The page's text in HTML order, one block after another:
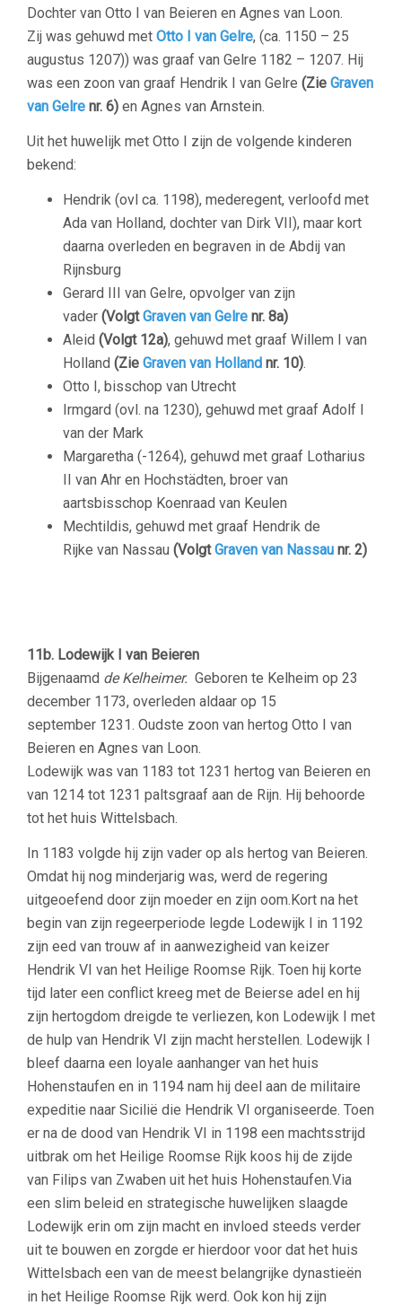
Dochter van Otto I van Beieren en Agnes van Loon.
Zij was gehuwd met Otto I van Gelre, (ca. 1150 – 25
augustus 1207)) was graaf van Gelre 1182 – 1207. Hij
was een zoon van graaf Hendrik I van Gelre (Zie Graven
van Gelre nr. 6) en Agnes van Arnstein.
Uit het huwelijk met Otto I zijn de volgende kinderen
bekend:
Hendrik (ovl ca. 1198), mederegent, verloofd met
Ada van Holland, dochter van Dirk VII), maar kort
daarna overleden en begraven in de Abdij van
Rijnsburg
Gerard III van Gelre, opvolger van zijn
vader (VolgtGraven van Gelre nr. 8a)
Aleid (Volgt 12a), gehuwd met graaf Willem I van
Holland (Zie Graven van Holland nr. 10).
Otto I, bisschop van Utrecht
Irmgard (ovl. na 1230), gehuwd met graaf Adolf I
van der Mark
Margaretha (-1264), gehuwd met graaf Lotharius
II van Ahr en Hochstädten, broer van
aartsbisschop Koenraad van Keulen
Mechtildis, gehuwd met graaf Hendrik de
Rijke van Nassau (VolgtGraven van Nassau nr. 2)
11b. Lodewijk I van Beieren
Bijgenaamd de Kelheimer. Geboren te Kelheim op 23
december 1173, overleden aldaar op 15
september 1231. Oudste zoon van hertog Otto I van
Beieren en Agnes van Loon.
Lodewijk was van 1183 tot 1231 hertog van Beieren en
van 1214 tot 1231 paltsgraaf aan de Rijn. Hij behoorde
tot het huis Wittelsbach.
In 1183 volgde hij zijn vader op als hertog van Beieren.
Omdat hij nog minderjarig was, werd de regering
uitgeoefend door zijn moeder en zijn oom.Kort na het
begin van zijn regeerperiode legde Lodewijk I in 1192
zijn eed van trouw af in aanwezigheid van keizer
Hendrik VI van het Heilige Roomse Rijk. Toen hij korte
tijd later een conflict kreeg met de Beierse adel en hij
zijn hertogdom dreigde te verliezen, kon Lodewijk I met
de hulp van Hendrik VI zijn macht herstellen. Lodewijk I
bleef daarna een loyale aanhanger van het huis
Hohenstaufen en in 1194 nam hij deel aan de militaire
expeditie naar Sicilië die Hendrik VI organiseerde. Toen
er na de dood van Hendrik VI in 1198 een machtsstrijd
uitbrak om het Heilige Roomse Rijk koos hij de zijde
van Filips van Zwaben uit het huis Hohenstaufen.Via
een slim beleid en strategische huwelijken slaagde
Lodewijk erin om zijn macht en invloed steeds verder
uit te bouwen en zorgde er hierdoor voor dat het huis
Wittelsbach een van de meest belangrijke dynastieën
in het Heilige Roomse Rijk werd. Ook kon hij zijn